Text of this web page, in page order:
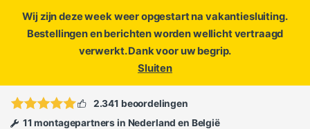
Wij zijn deze week weer opgestart na vakantiesluiting.
Bestellingen en berichten worden wellicht vertraagd
verwerkt. Dank voor uw begrip.
Sluiten
ofopen een ticket
2.341 beoordelingen
11 montagepartners in Nederland en België